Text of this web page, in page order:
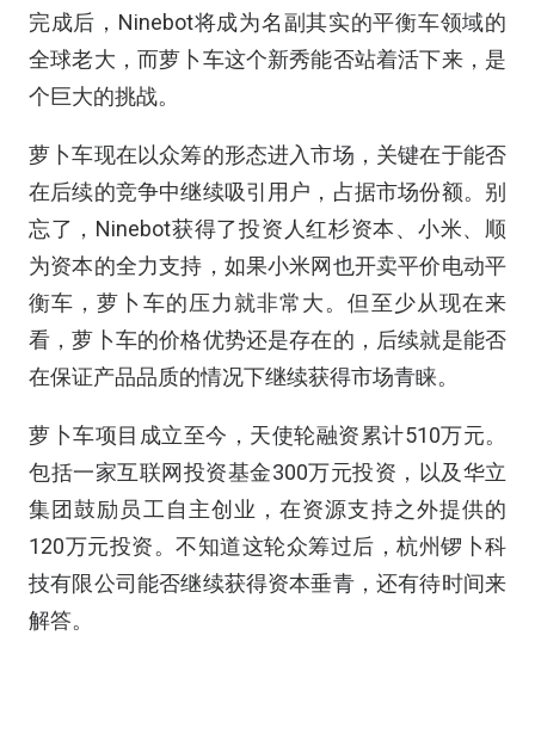
完成后，Ninebot将成为名副其实的平衡车领域的
全球老大，而萝卜车这个新秀能否站着活下来，是
个巨大的挑战。
萝卜车现在以众筹的形态进入市场，关键在于能否
在后续的竞争中继续吸引用户，占据市场份额。别
忘了，Ninebot获得了投资人红杉资本、小米、顺
为资本的全力支持，如果小米网也开卖平价电动平
衡车，萝卜车的压力就非常大。但至少从现在来
看，萝卜车的价格优势还是存在的，后续就是能否
在保证产品品质的情况下继续获得市场青睐。
萝卜车项目成立至今，天使轮融资累计510万元。
包括一家互联网投资基金300万元投资，以及华立
集团鼓励员工自主创业，在资源支持之外提供的
120万元投资。不知道这轮众筹过后，杭州锣卜科
技有限公司能否继续获得资本垂青，还有待时间来
解答。